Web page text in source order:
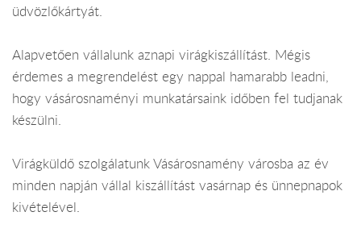
üdvözlőkártyát.
Alapvetően vállalunk aznapi virágkiszállítást. Mégis
érdemes a megrendelést egy nappal hamarabb leadni,
hogy vásárosnaményi munkatársaink időben fel tudjanak
készülni.
Virágküldő szolgálatunk Vásárosnamény városba az év
minden napján vállal kiszállítást vasárnap és ünnepnapok
kivételével.